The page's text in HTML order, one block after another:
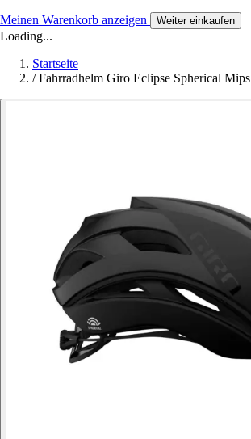
Meinen Warenkorb anzeigen Weiter einkaufen
Loading...
Startseite
/ Fahrradhelm Giro Eclipse Spherical Mips